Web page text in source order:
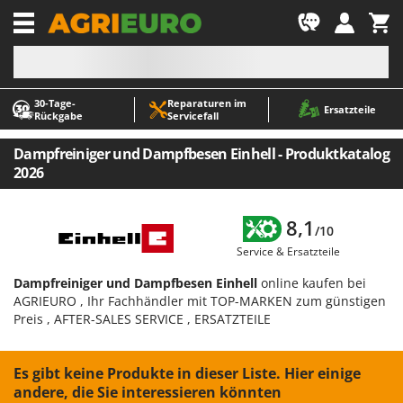
30‑Tage-
Rückgabe
Reparaturen im
Servicefall
Ersatzteile
-1
A
Abbeermaschinen - Traubenmühlen
Abfüllgeräte
Akku-Stichsägen
Allzwecktransporter - Motorschubkarren
Alu-Teleskopleitern
Anbaubagger Heckbagger für Traktoren
Aschesauger
Astkettensägen - Hochentaster
A
ABAC
AgriEuro Premium
Aima
AL-KO
ALA 2000
Alpina
Ama
Dampfreiniger und Dampfbesen Einhell - Produktkatalog
2026
8,1 /10
Service & Ersatzteile
Dampfreiniger und Dampfbesen Einhell online kaufen bei
AGRIEURO , Ihr Fachhändler mit TOP-MARKEN zum günstigen
Preis , AFTER-SALES SERVICE , ERSATZTEILE
Es gibt keine Produkte in dieser Liste. Hier einige
andere, die Sie interessieren könnten